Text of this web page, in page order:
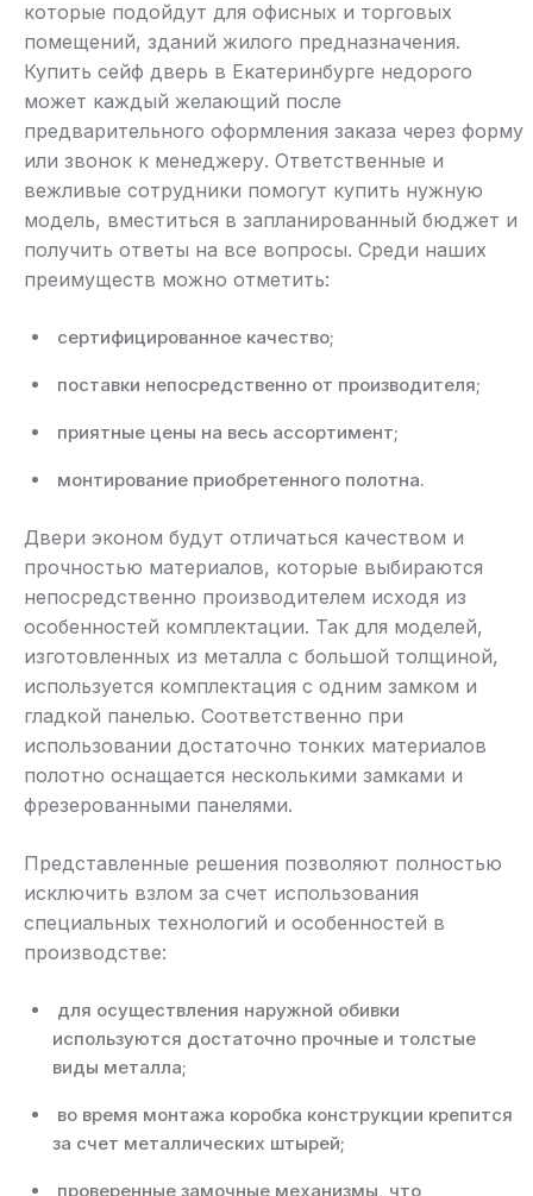
которые подойдут для офисных и торговых
помещений, зданий жилого предназначения.
Купить сейф дверь в Екатеринбурге недорого
может каждый желающий после
предварительного оформления заказа через форму
или звонок к менеджеру. Ответственные и
вежливые сотрудники помогут купить нужную
модель, вместиться в запланированный бюджет и
получить ответы на все вопросы. Среди наших
преимуществ можно отметить:
сертифицированное качество;
поставки непосредственно от производителя;
приятные цены на весь ассортимент;
монтирование приобретенного полотна.
Двери эконом будут отличаться качеством и
прочностью материалов, которые выбираются
непосредственно производителем исходя из
особенностей комплектации. Так для моделей,
изготовленных из металла с большой толщиной,
используется комплектация с одним замком и
гладкой панелью. Соответственно при
использовании достаточно тонких материалов
полотно оснащается несколькими замками и
фрезерованными панелями.
Представленные решения позволяют полностью
исключить взлом за счет использования
специальных технологий и особенностей в
производстве:
для осуществления наружной обивки
используются достаточно прочные и толстые
виды металла;
во время монтажа коробка конструкции крепится
за счет металлических штырей;
проверенные замочные механизмы, что